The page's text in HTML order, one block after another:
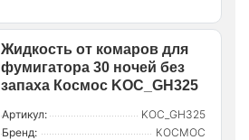
Жидкость от комаров для
фумигатора 30 ночей без
запаха Космос KOC_GH325
Артикул:
KOC_GH325
Бренд:
КОСМОС